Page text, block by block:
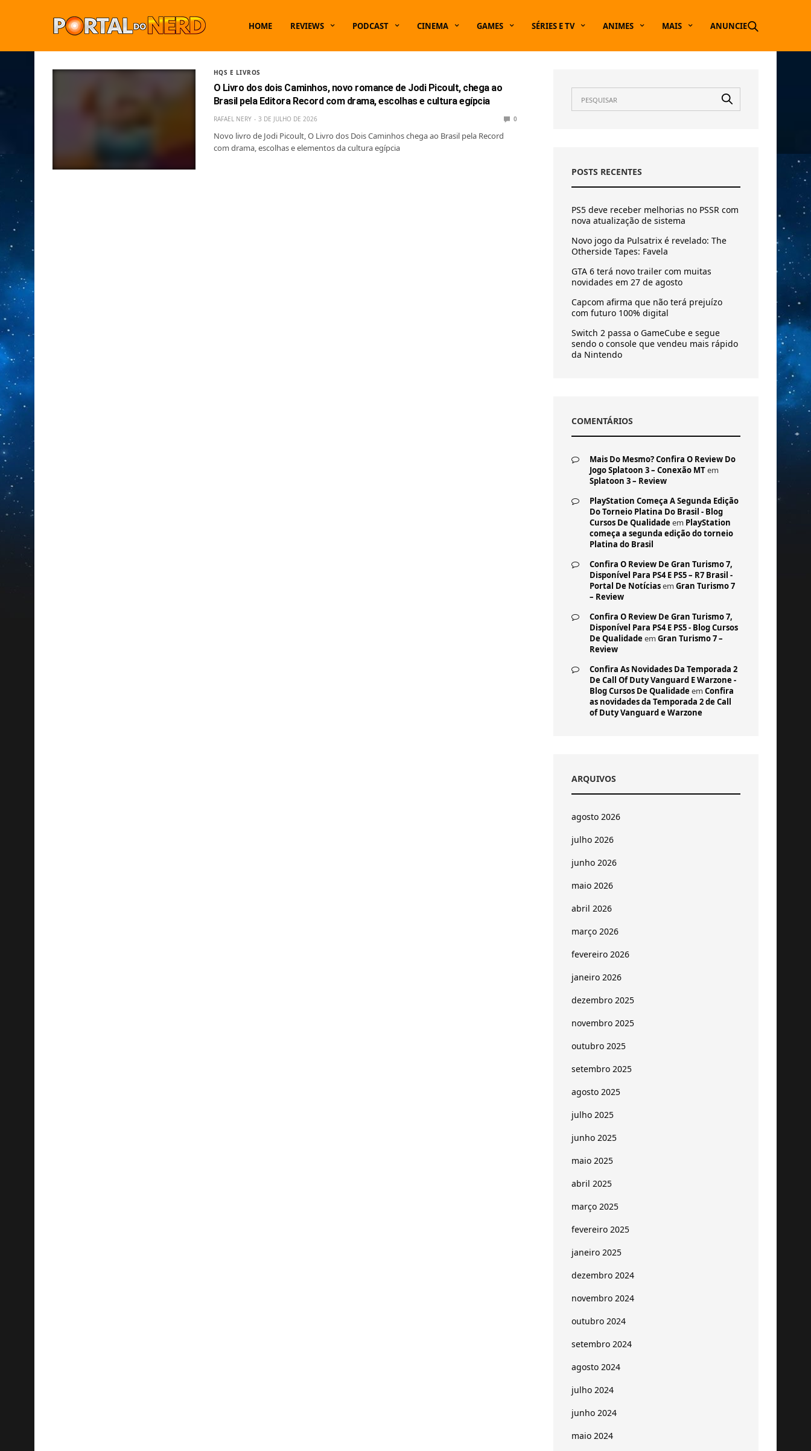
HOME REVIEWS PODCAST CINEMA GAMES SÉRIES E TV ANIMES MAIS ANUNCIE
HQS E LIVROS
O Livro dos dois Caminhos, novo romance de Jodi Picoult, chega ao
Brasil pela Editora Record com drama, escolhas e cultura egípcia
RAFAEL NERY 3 DE JULHO DE 2026 0
Novo livro de Jodi Picoult, O Livro dos Dois Caminhos chega ao Brasil pela Record
com drama, escolhas e elementos da cultura egípcia
POSTS RECENTES
PS5 deve receber melhorias no PSSR com
nova atualização de sistema
Novo jogo da Pulsatrix é revelado: The
Otherside Tapes: Favela
GTA 6 terá novo trailer com muitas
novidades em 27 de agosto
Capcom afirma que não terá prejuízo
com futuro 100% digital
Switch 2 passa o GameCube e segue
sendo o console que vendeu mais rápido
da Nintendo
COMENTÁRIOS
Mais Do Mesmo? Confira O Review Do
Jogo Splatoon 3 – Conexão MTem
Splatoon 3 – Review
PlayStation Começa A Segunda Edição
Do Torneio Platina Do Brasil - Blog
Cursos De Qualidade em PlayStation
começa a segunda edição do torneio
Platina do Brasil
Confira O Review De Gran Turismo 7,
Disponível Para PS4 E PS5 – R7 Brasil -
Portal De Notíciasem Gran Turismo 7
– Review
Confira O Review De Gran Turismo 7,
Disponível Para PS4 E PS5 - Blog Cursos
De Qualidade em Gran Turismo 7 –
Review
Confira As Novidades Da Temporada 2
De Call Of Duty Vanguard E Warzone -
Blog Cursos De Qualidade em Confira
as novidades da Temporada 2 de Call
of Duty Vanguard e Warzone
ARQUIVOS
agosto 2026
julho 2026
junho 2026
maio 2026
abril 2026
março 2026
fevereiro 2026
janeiro 2026
dezembro 2025
novembro 2025
outubro 2025
setembro 2025
agosto 2025
julho 2025
junho 2025
maio 2025
abril 2025
março 2025
fevereiro 2025
janeiro 2025
dezembro 2024
novembro 2024
outubro 2024
setembro 2024
agosto 2024
julho 2024
junho 2024
maio 2024